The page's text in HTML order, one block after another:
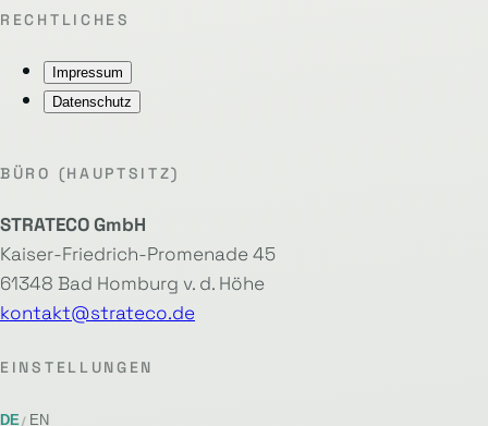
RECHTLICHES
Impressum
Datenschutz
BÜRO (HAUPTSITZ)
STRATECO GmbH
Kaiser-Friedrich-Promenade 45
61348 Bad Homburg v. d. Höhe
kontakt@strateco.de
EINSTELLUNGEN
DE EN